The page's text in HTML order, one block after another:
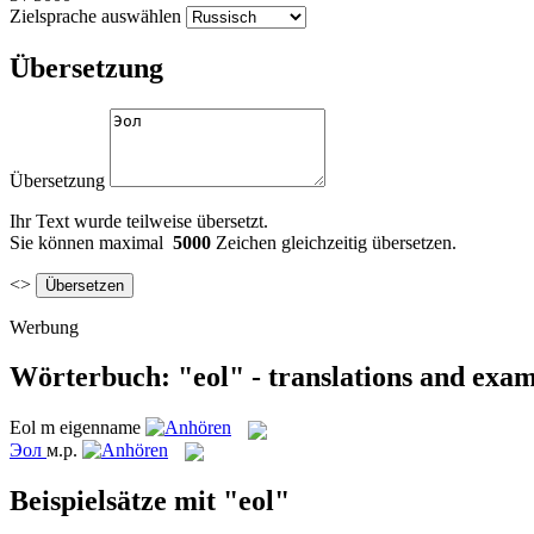
Zielsprache auswählen
Übersetzung
Übersetzung
Ihr Text wurde teilweise übersetzt.
Sie können maximal 5000 Zeichen gleichzeitig übersetzen.
<>
Werbung
Wörterbuch: "eol" - translations and
Eol m eigenname
Эол м.р.
Beispielsätze mit "eol"